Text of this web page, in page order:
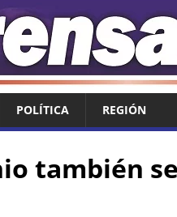
POLÍTICA REGIÓN
también